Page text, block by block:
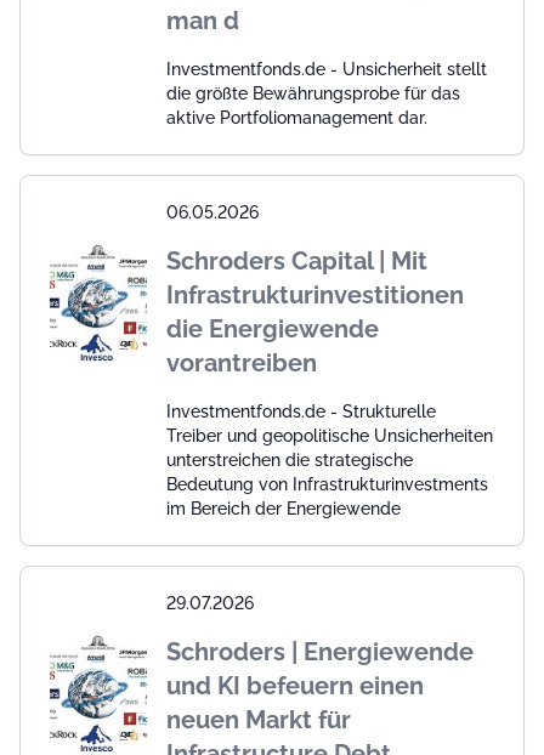
man d
Investmentfonds.de - Unsicherheit stellt
die größte Bewährungsprobe für das
aktive Portfoliomanagement dar.
06.05.2026
Schroders Capital | Mit
Infrastrukturinvestitionen
die Energiewende
vorantreiben
Investmentfonds.de - Strukturelle
Treiber und geopolitische Unsicherheiten
unterstreichen die strategische
Bedeutung von Infrastrukturinvestments
im Bereich der Energiewende
29.07.2026
Schroders | Energiewende
und KI befeuern einen
neuen Markt für